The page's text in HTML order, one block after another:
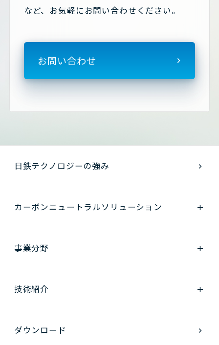
など、お気軽にお問い合わせください。
お問い合わせ
日鉄テクノロジーの強み
カーボンニュートラルソリューション
事業分野
技術紹介
ダウンロード